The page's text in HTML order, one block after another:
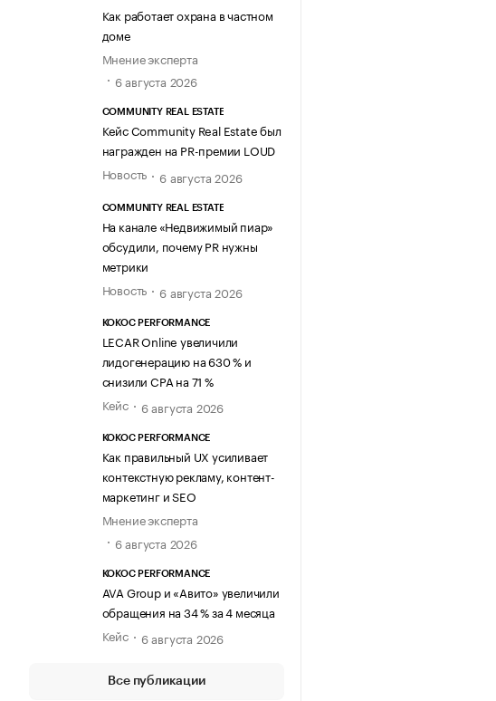
Как работает охрана в частном
доме
Мнение эксперта
6 августа 2026
COMMUNITY REAL ESTATE
Кейс Community Real Estate был
награжден на PR-премии LOUD
Новость
6 августа 2026
COMMUNITY REAL ESTATE
На канале «Недвижимый пиар»
обсудили, почему PR нужны
метрики
Новость
6 августа 2026
KOKOC PERFORMANCE
LECAR Online увеличили
лидогенерацию на 630 % и
снизили CPA на 71 %
Кейс
6 августа 2026
KOKOC PERFORMANCE
Как правильный UX усиливает
контекстную рекламу, контент-
маркетинг и SEO
Мнение эксперта
6 августа 2026
KOKOC PERFORMANCE
AVA Group и «Авито» увеличили
обращения на 34 % за 4 месяца
Кейс
6 августа 2026
Все публикации